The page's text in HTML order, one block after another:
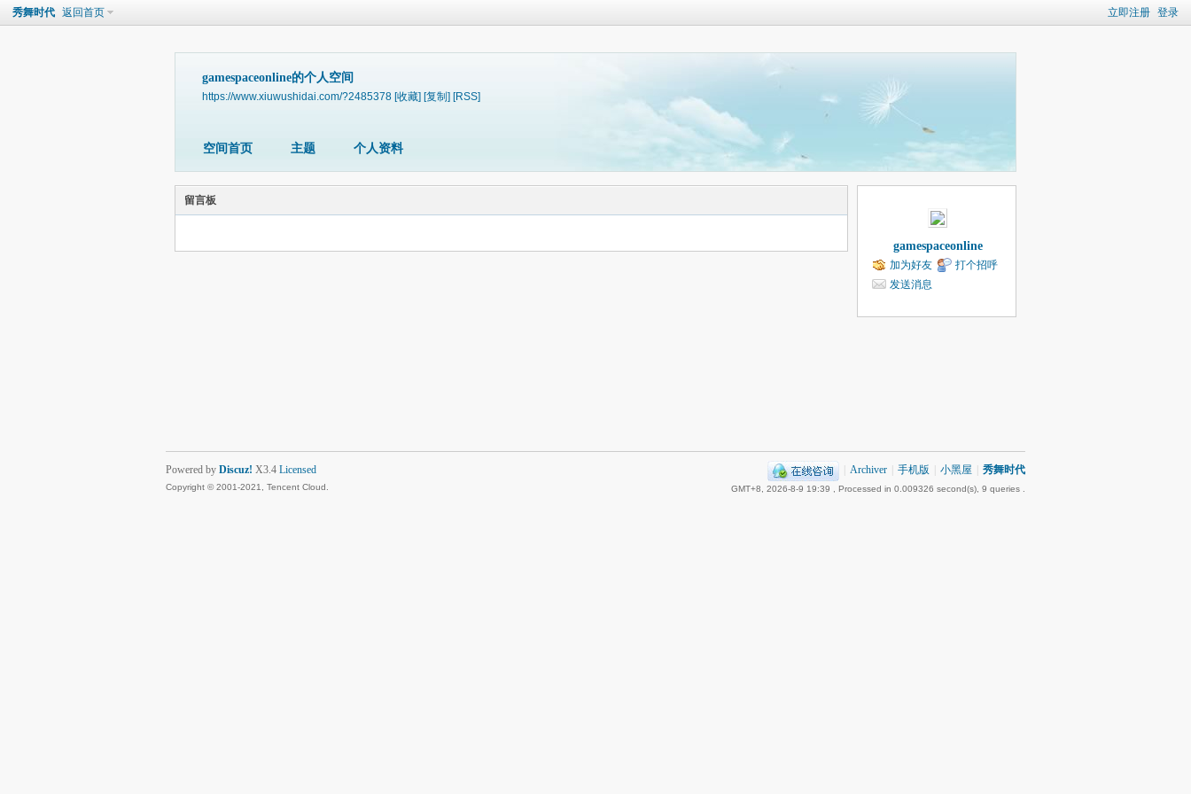
立即注册 登录
秀舞时代 返回首页
gamespaceonline的个人空间
https://www.xiuwushidai.com/?2485378 [收藏] [复制] [RSS]
空间首页 主题 个人资料
留言板
gamespaceonline
加为好友
打个招呼
发送消息
Archiver 手机版 小黑屋 秀舞时代
GMT+8, 2026-8-9 19:39 , Processed in 0.009326 second(s), 9 queries .
Powered by Discuz! X3.4 Licensed
Copyright © 2001-2021, Tencent Cloud.